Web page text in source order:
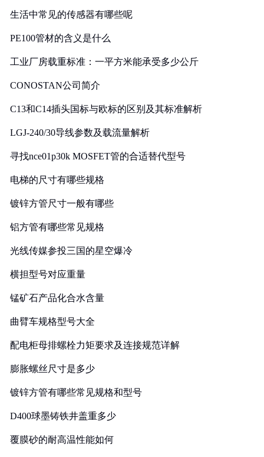
生活中常见的传感器有哪些呢
PE100管材的含义是什么
工业厂房载重标准：一平方米能承受多少公斤
CONOSTAN公司简介
C13和C14插头国标与欧标的区别及其标准解析
LGJ-240/30导线参数及载流量解析
寻找nce01p30k MOSFET管的合适替代型号
电梯的尺寸有哪些规格
镀锌方管尺寸一般有哪些
铝方管有哪些常见规格
光线传媒参投三国的星空爆冷
横担型号对应重量
锰矿石产品化合水含量
曲臂车规格型号大全
配电柜母排螺栓力矩要求及连接规范详解
膨胀螺丝尺寸是多少
镀锌方管有哪些常见规格和型号
D400球墨铸铁井盖重多少
覆膜砂的耐高温性能如何